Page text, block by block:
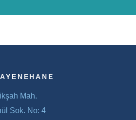
Mah.
Sok. No: 4